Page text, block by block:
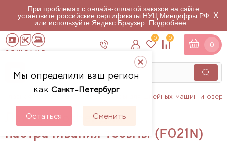
При проблемах с онлайн-оплатой заказов на сайте
установите российские сертификаты НУЦ Минцифры РФ
или используйте Яндекс.Браузер. Подробнее...
X
Мы определили ваш регион
как Санкт-Петербург
Остаться Сменить
0 0
0
Аксессуары для швейных машин и
Лапка Brother для
настрачивания тесьмы (F021N)